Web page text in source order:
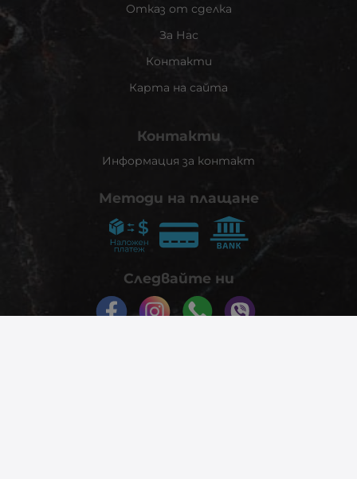
Отказ от сделка
За Нас
Контакти
Карта на сайта
Контакти
Информация за контакт
Методи на плащане
Следвайте ни